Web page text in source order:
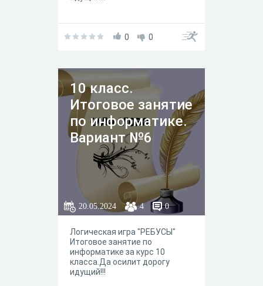
0 0
10 класс.
Итоговое занятие
по информатике.
Вариант №6
20.05.2024 4 0
Логическая игра "РЕБУСЫ"
Итоговое занятие по
информатике за курс 10
класса.Да осилит дорогу
идущий!!!